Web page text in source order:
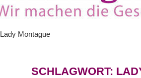
Lady Montague
SCHLAGWORT: